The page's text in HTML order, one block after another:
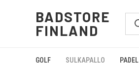
BADSTORE
FINLAND
GOLF SULKAPALLO PADEL